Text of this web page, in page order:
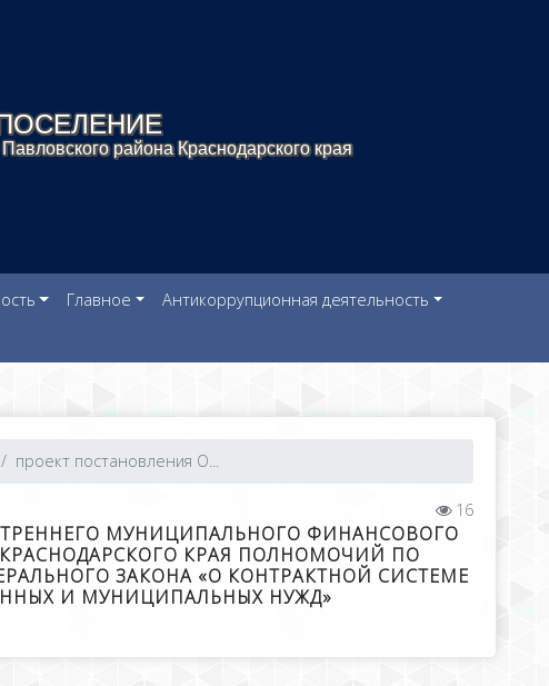
района Краснодарского края
Главное
Антикоррупционная деятельность
проект постановления О...
16
МУНИЦИПАЛЬНОГО ФИНАНСОВОГО
КРАЯ ПОЛНОМОЧИЙ ПО
ЗАКОНА «О КОНТРАКТНОЙ СИСТЕМЕ
И МУНИЦИПАЛЬНЫХ НУЖД»